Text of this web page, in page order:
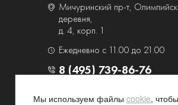
Мичуринский пр-т,
деревня,
д. 4, корп. 1
Ежедневно с 11.00 до 21.00
8 (495) 739-86-76
О компании Услуги
Мы используем файлы cookie,